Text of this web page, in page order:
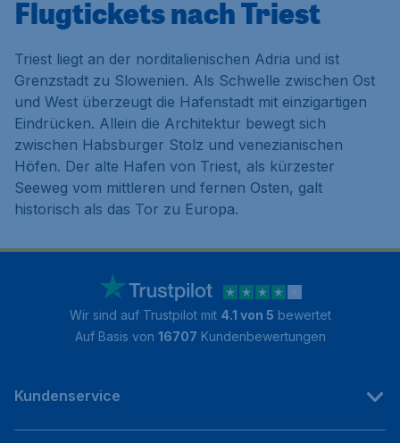
Flugtickets nach Triest
Triest liegt an der norditalienischen Adria und ist
Grenzstadt zu Slowenien. Als Schwelle zwischen Ost
und West überzeugt die Hafenstadt mit einzigartigen
Eindrücken. Allein die Architektur bewegt sich
zwischen Habsburger Stolz und venezianischen
Höfen. Der alte Hafen von Triest, als kürzester
Seeweg vom mittleren und fernen Osten, galt
historisch als das Tor zu Europa.
Wir sind auf Trustpilot mit 4.1 von 5 bewertet
Auf Basis von 16707 Kundenbewertungen
Kundenservice